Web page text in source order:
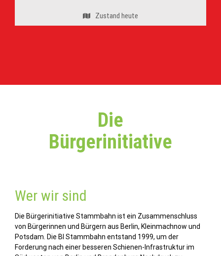
Zustand heute
Die
Bürgerinitiative
Wer wir sind
Die Bürgerinitiative Stammbahn ist ein Zusammenschluss
von Bürgerinnen und Bürgern aus Berlin, Kleinmachnow und
Potsdam. Die BI Stammbahn entstand 1999, um der
Forderung nach einer besseren Schienen-Infrastruktur im